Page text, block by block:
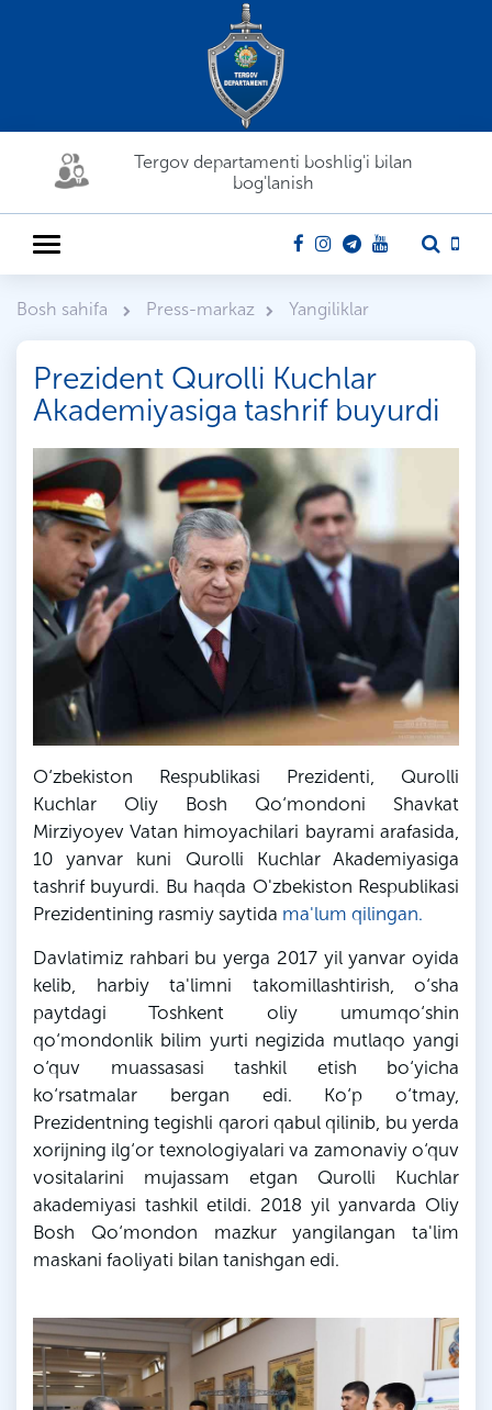
Tergov departamenti boshlig'i bilan
bog'lanish
Bosh sahifa Press-markaz Yangiliklar
Prezident Qurolli Kuchlar
Akademiyasiga tashrif buyurdi
O‘zbekiston Respublikasi Prezidenti, Qurolli
Kuchlar Oliy Bosh Qo‘mondoni Shavkat
Mirziyoyev Vatan himoyachilari bayrami arafasida,
10 yanvar kuni Qurolli Kuchlar Akademiyasiga
tashrif buyurdi. Bu haqda O'zbekiston Respublikasi
Prezidentining rasmiy saytida ma'lum qilingan.
Davlatimiz rahbari bu yerga 2017 yil yanvar oyida
kelib, harbiy ta'limni takomillashtirish, o‘sha
paytdagi Toshkent oliy umumqo‘shin
qo‘mondonlik bilim yurti negizida mutlaqo yangi
o‘quv muassasasi tashkil etish bo‘yicha
ko‘rsatmalar bergan edi. Ko‘p o‘tmay,
Prezidentning tegishli qarori qabul qilinib, bu yerda
xorijning ilg‘or texnologiyalari va zamonaviy o‘quv
vositalarini mujassam etgan Qurolli Kuchlar
akademiyasi tashkil etildi. 2018 yil yanvarda Oliy
Bosh Qo‘mondon mazkur yangilangan ta'lim
maskani faoliyati bilan tanishgan edi.